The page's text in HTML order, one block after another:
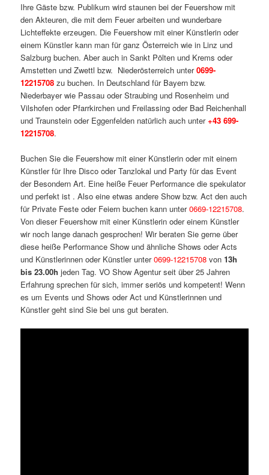
Ihre Gäste bzw. Publikum wird staunen bei der Feuershow mit
den Akteuren, die mit dem Feuer arbeiten und wunderbare
Lichteffekte erzeugen. Die Feuershow mit einer Künstlerin oder
einem Künstler kann man für ganz Österreich wie in Linz und
Salzburg buchen. Aber auch in Sankt Pölten und Krems oder
Amstetten und Zwettl bzw. Niederösterreich unter0699-
12215708 zu buchen. In Deutschland für Bayern bzw.
Niederbayer wie Passau oder Straubing und Rosenheim und
Vilshofen oder Pfarrkirchen und Freilassing oder Bad Reichenhall
und Traunstein oder Eggenfelden natürlich auch unter+43 699-
12215708.
Buchen Sie die Feuershow mit einer Künstlerin oder mit einem
Künstler für Ihre Disco oder Tanzlokal und Party für das Event
der Besondern Art. Eine heiße Feuer Performance die spekulator
und perfekt ist . Also eine etwas andere Show bzw. Act den auch
für Private Feste oder Feiern buchen kann unter0669-12215708.
Von dieser Feuershow mit einer Künstlerin oder einem Künstler
wir noch lange danach gesprochen! Wir beraten Sie gerne über
diese heiße Performance Show und ähnliche Shows oder Acts
und Künstlerinnen oder Künstler unter0699-12215708von13h
bis 23.00h jeden Tag. VO Show Agentur seit über 25 Jahren
Erfahrung sprechen für sich, immer seriös und kompetent! Wenn
es um Events und Shows oder Act und Künstlerinnen und
Künstler geht sind Sie bei uns gut beraten.